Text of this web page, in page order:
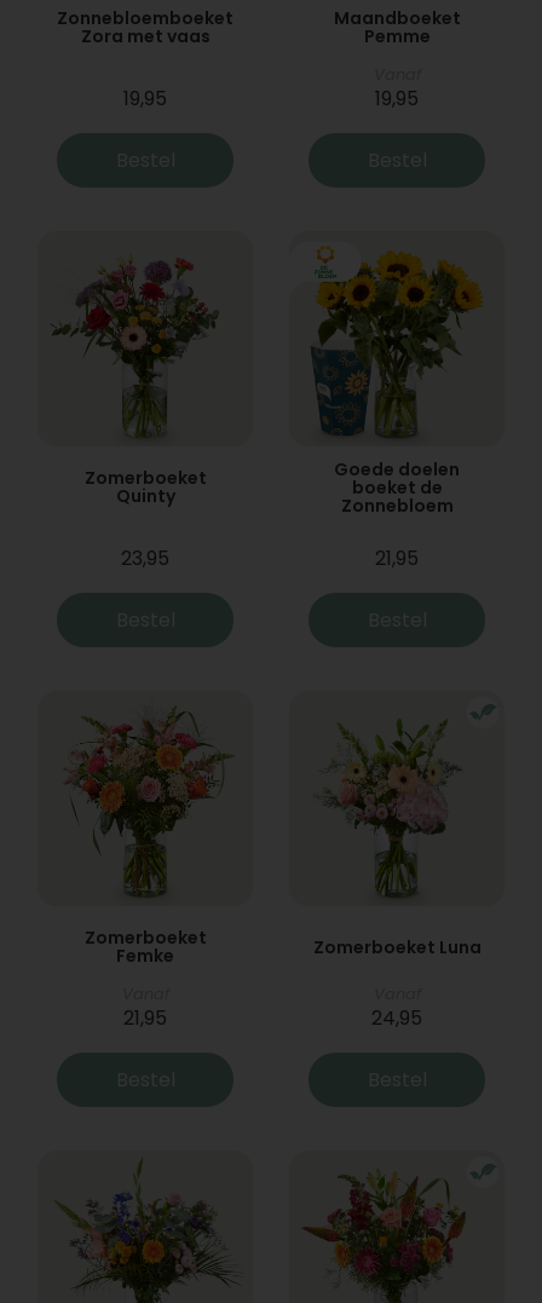
Zonnebloemboeket
Zora met vaas
19,95
Bestel
Maandboeket
Pemme
19,95
Bestel
Zomerboeket
Quinty
23,95
Bestel
Goede doelen
boeket de
Zonnebloem
21,95
Bestel
Zomerboeket
Femke
21,95
Bestel
Zomerboeket Luna
24,95
Bestel